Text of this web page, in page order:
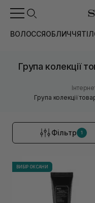
ВОЛОССЯОБЛИЧЧЯ
Група колекції
Група колекції
Фільтр 1
ВИБІР ОКСАНИ